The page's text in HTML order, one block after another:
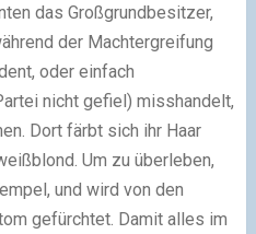
das Großgrundbesitzer,
der Machtergreifung
oder einfach
nicht gefiel) misshandelt,
Dort färbt sich ihr Haar
Um zu überleben,
und wird von den
gefürchtet. Damit alles im